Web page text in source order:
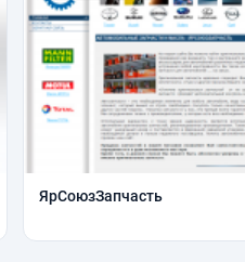
ЯрСоюзЗапчасть